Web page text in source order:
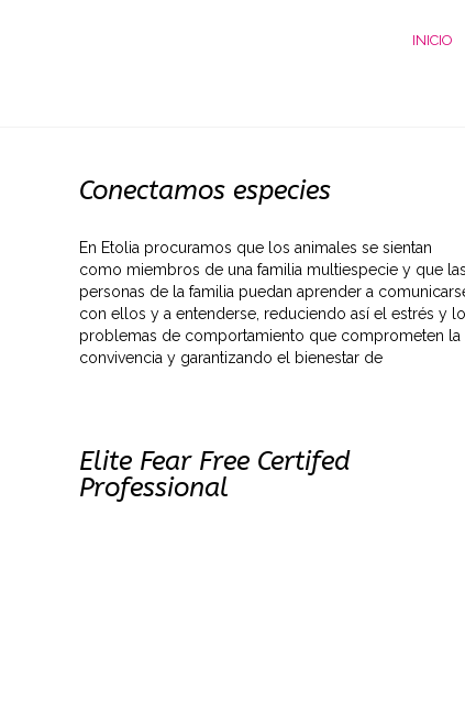
INICIO
Conectamos especies
En Etolia procuramos que los animales se sientan
como miembros de una familia multiespecie y que las
personas de la familia puedan aprender a
con ellos y a entenderse, reduciendo así el estrés y
problemas de comportamiento que comprometen la
convivencia y garantizando el bienestar de
Elite Fear Free Certifed
Professional